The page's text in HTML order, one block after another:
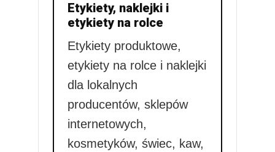
Etykiety, naklejki i
etykiety na rolce
Etykiety produktowe,
etykiety na rolce i naklejki
dla lokalnych
producentów, sklepów
internetowych,
kosmetyków, świec, kaw,